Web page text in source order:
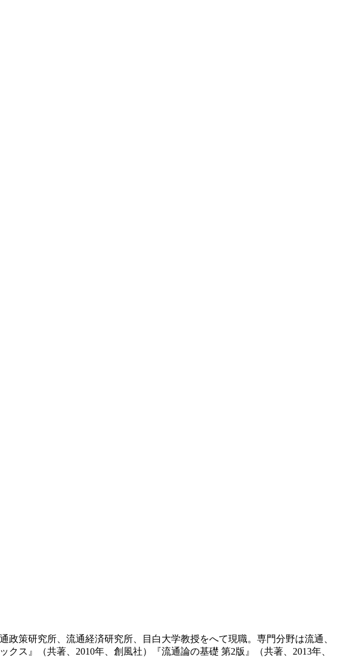
策研究所、流通経済研究所、目白大学教授をへて現職。専門分野は流通、
ス』（共著、2010年、創風社）『流通論の基礎 第2版』（共著、2013年、